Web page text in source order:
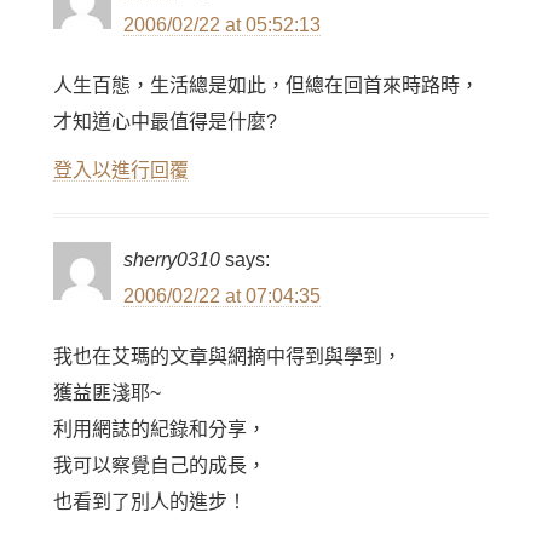
2006/02/22 at 05:52:13
人生百態，生活總是如此，但總在回首來時路時，
才知道心中最值得是什麼?
登入以進行回覆
sherry0310 says:
2006/02/22 at 07:04:35
我也在艾瑪的文章與網摘中得到與學到，
獲益匪淺耶~
利用網誌的紀錄和分享，
我可以察覺自己的成長，
也看到了別人的進步！